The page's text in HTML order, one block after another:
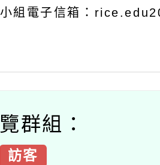
組電子信箱：
群組：
訪客